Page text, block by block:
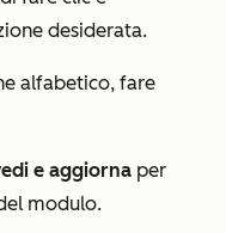
desiderata.
alfabetico, fare
e aggiorna per
modulo.